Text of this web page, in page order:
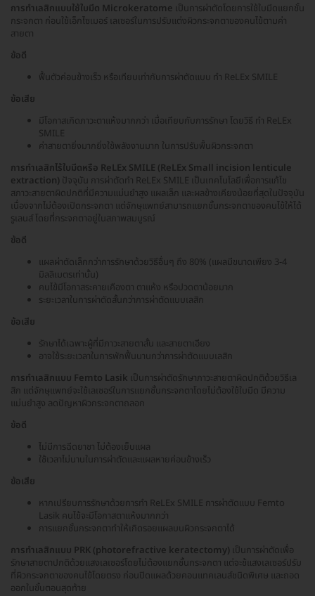
การทำเลสิกแบบใช้ใบมีด Microkeratome เป็นการผ่าตัดโดยการใช้ใบมีดแยกชั้น
กระจกตา ก่อนใช้เอ็กไซเมอร์ เลเซอร์ในการปรับแต่งผิวกระจกตาของคนไข้ตามค่า
สายตา
ข้อดี
ฟื้นตัวค่อนข้างเร็ว หรือเทียบเท่ากับการผ่าตัดแบบ ทำ ReLEx SMILE
ข้อเสีย
มีโอกาสเกิดภาวะตาแห้งมากกว่า เมื่อเทียบกับการรักษา โดยวิธี ทำ ReLEx
SMILE
ค่าสายตายิ่งมากยิ่งใช้พลังงานมาก ในการปรับพื้นผิวกระจกตา
การทำเลสิกไร้ใบมีดหรือ ReLEx SMILE (ReLEx Small incision lenticule
extraction) ปัจจุบัน การผ่าตัดทำ ReLEx SMILE เป็นเทคโนโลยีเพื่อการแก้ไข
สภาวะสายตาผิดปกติที่มีความแม่นยำสูง แผลเล็ก และผลข้างเคียงน้อยที่สุดในปัจจุบัน
เนื่องจากไม่ต้องเปิดกระจกตา แต่จักษุแพทย์สามารถแยกชั้นกระจกตาของคนไข้ให้ได้
รูเลนส์ โดยที่กระจกตาอยู่ในสภาพสมบูรณ์
ข้อดี
แผลผ่าตัดเล็กกว่าการรักษาด้วยวิธีอื่นๆ ถึง 80% (แผลมีขนาดเพียง 3-4
มิลลิเมตรเท่านั้น)
คนไข้มีโอกาสระคายเคืองตา ตาแห้ง หรือปวดตาน้อยมาก
ระยะเวลาในการผ่าตัดสั้นกว่าการผ่าตัดแบบเลสิก
ข้อเสีย
รักษาได้เฉพาะผู้ที่มีภาวะสายตาสั้น และสายตาเอียง
อาจใช้ระยะเวลาในการพักฟื้นนานกว่าการผ่าตัดแบบเลสิก
การทำเลสิกแบบ Femto Lasik เป็นการผ่าตัดรักษาภาวะสายตาผิดปกติด้วยวิธีเล
สิก แต่จักษุแพทย์จะใช้เลเซอร์ในการแยกชั้นกระจกตาโดยไม่ต้องใช้ใบมีด มีความ
แม่นยำสูง ลดปัญหาผิวกระจกตาถลอก
ข้อดี
ไม่มีการฉีดยาชา ไม่ต้องเย็บแผล
ใช้เวลาไม่นานในการผ่าตัดและแผลหายค่อนข้างเร็ว
ข้อเสีย
หากเปรียบการรักษาด้วยการทำ ReLEx SMILE การผ่าตัดแบบ Femto
Lasik คนไข้จะมีโอกาสตาแห้งมากกว่า
การแยกชั้นกระจกตาทำให้เกิดรอยแผลบนผิวกระจกตาได้
การทำเลสิกแบบ PRK (photorefractive keratectomy) เป็นการผ่าตัดเพื่อ
รักษาสายตาปกติด้วยแสงเลเซอร์โดยไม่ต้องแยกชั้นกระจกตา แต่จะช้แสงเลเซอร์ปรับ
ที่ผิวกระจกตาของคนไข้โดยตรง ก่อนปิดแผลด้วยคอนแทคเลนส์ชนิดพิเศษ และถอด
ออกในขั้นตอนสุดท้าย